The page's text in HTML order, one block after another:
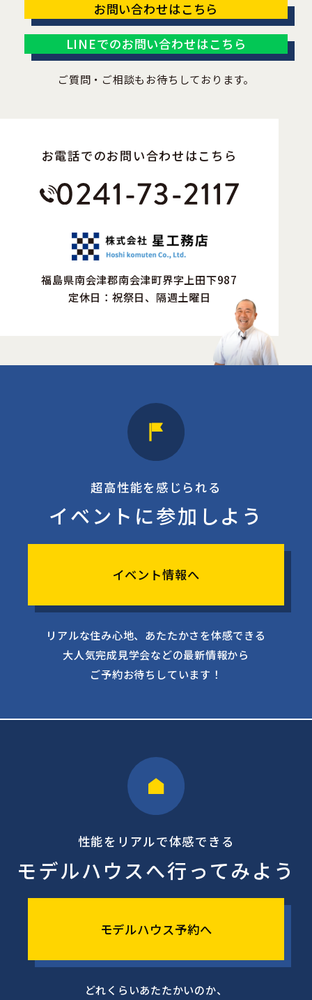
お問い合わせはこちら
LINEでのお問い合わせはこちら
ご質問・ご相談もお待ちしております。
お電話でのお問い合わせはこちら
福島県南会津郡南会津町界字上田下987
定休日：祝祭日、隔週土曜日
超高性能を感じられる
イベントに参加しよう
イベント情報へ
リアルな住み心地、あたたかさを体感できる
大人気完成見学会などの最新情報から
ご予約お待ちしています！
性能をリアルで体感できる
モデルハウスへ行ってみよう
モデルハウス予約へ
どれくらいあたたかいのか、